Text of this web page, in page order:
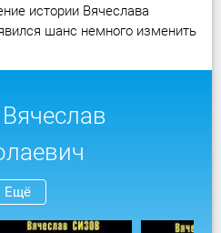
истории Вячеслава
шанс немного изменить
Ещё